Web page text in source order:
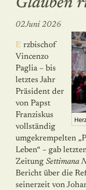
Glauben
02Juni 2026
Erzbischof
Vincenzo
Paglia – bis
letztes Jahr
Präsident der
von Papst
Franziskus
vollständig
umgekrempelten
Leben“ – gab
Zeitung Settimana
Bericht über die
seinerzeit von